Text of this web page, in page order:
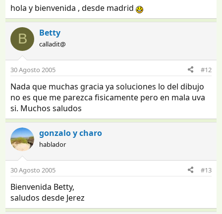
hola y bienvenida , desde madrid
B Betty
calladit@
30 Agosto 2005 #12
Nada que muchas gracia ya soluciones lo del dibujo
no es que me parezca fisicamente pero en mala uva
si. Muchos saludos
gonzalo y charo
hablador
30 Agosto 2005 #13
Bienvenida Betty,
saludos desde Jerez